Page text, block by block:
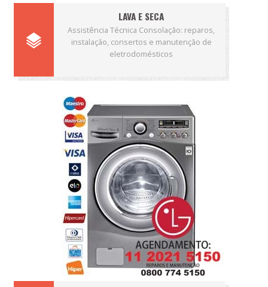
LAVA E SECA
Assistência Técnica Consolação: reparos,
instalação, consertos e manutenção de
eletrodomésticos